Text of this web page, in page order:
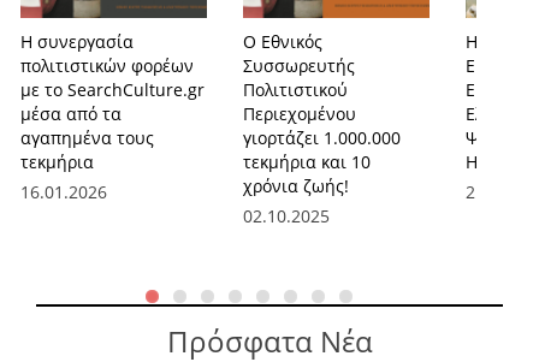
Η συνεργασία
πολιτιστικών φορέων
με το SearchCulture.gr
μέσα από τα
αγαπημένα τους
τεκμήρια
16.01.2026
Ο Εθνικός
Συσσωρευτής
Πολιτιστικού
Περιεχομένου
γιορτάζει 1.000.000
τεκμήρια και 10
χρόνια ζωής!
02.10.2025
Η
Ελλάδα
Ψηφιακά
Πρόσφατα Νέα